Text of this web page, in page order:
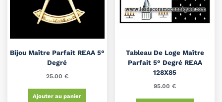
Bijou Maître Parfait REAA 5°
Degré
25.00 €
Ajouter au panier
Tableau De Loge Maître
Parfait 5° Degré REAA
128X85
95.00€